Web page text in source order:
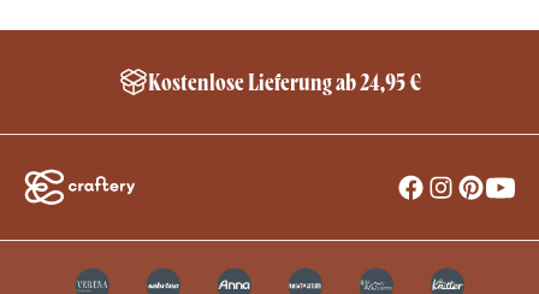
Kostenlose Lieferung ab 24,95 €